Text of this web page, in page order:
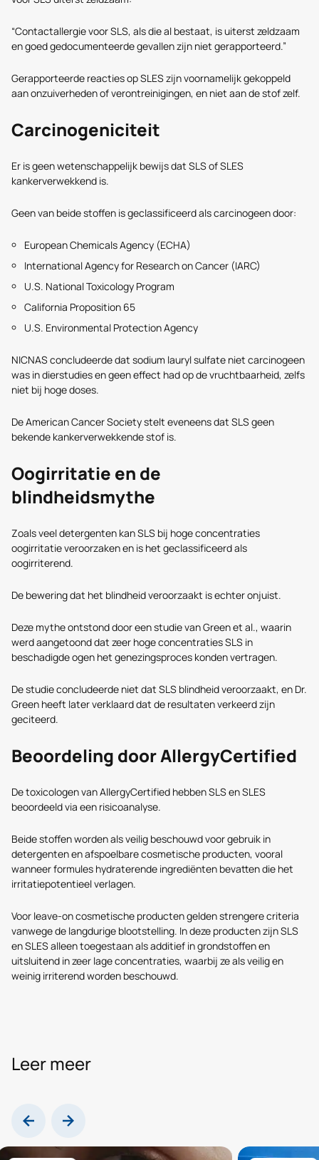
“Contactallergie voor SLS, als die al bestaat, is uiterst zeldzaam
en goed gedocumenteerde gevallen zijn niet gerapporteerd.”
Gerapporteerde reacties op SLES zijn voornamelijk gekoppeld
aan onzuiverheden of verontreinigingen, en niet aan de stof zelf.
Carcinogeniciteit
Er is geen wetenschappelijk bewijs dat SLS of SLES
kankerverwekkend is.
Geen van beide stoffen is geclassificeerd als carcinogeen door:
European Chemicals Agency (ECHA)
International Agency for Research on Cancer (IARC)
U.S. National Toxicology Program
California Proposition 65
U.S. Environmental Protection Agency
NICNAS concludeerde dat sodium lauryl sulfate niet carcinogeen
was in dierstudies en geen effect had op de vruchtbaarheid, zelfs
niet bij hoge doses.
De American Cancer Society stelt eveneens dat SLS geen
bekende kankerverwekkende stof is.
Oogirritatie en de
blindheidsmythe
Zoals veel detergenten kan SLS bij hoge concentraties
oogirritatie veroorzaken en is het geclassificeerd als
oogirriterend.
De bewering dat het blindheid veroorzaakt is echter onjuist.
Deze mythe ontstond door een studie van Green et al., waarin
werd aangetoond dat zeer hoge concentraties SLS in
beschadigde ogen het genezingsproces konden vertragen.
De studie concludeerde niet dat SLS blindheid veroorzaakt, en Dr.
Green heeft later verklaard dat de resultaten verkeerd zijn
geciteerd.
Beoordeling door AllergyCertified
De toxicologen van AllergyCertified hebben SLS en SLES
beoordeeld via een risicoanalyse.
Beide stoffen worden als veilig beschouwd voor gebruik in
detergenten en afspoelbare cosmetische producten, vooral
wanneer formules hydraterende ingrediënten bevatten die het
irritatiepotentieel verlagen.
Voor leave-on cosmetische producten gelden strengere criteria
vanwege de langdurige blootstelling. In deze producten zijn SLS
en SLES alleen toegestaan als additief in grondstoffen en
uitsluitend in zeer lage concentraties, waarbij ze als veilig en
weinig irriterend worden beschouwd.
Leer meer